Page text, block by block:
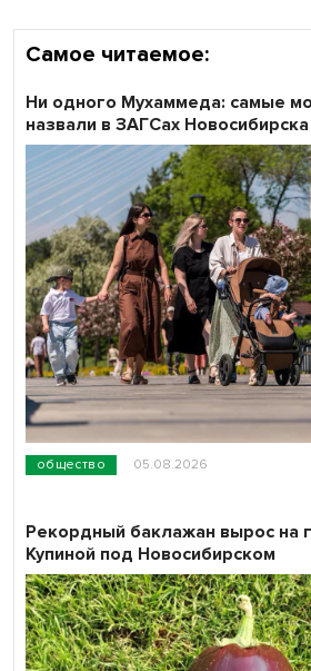
Самое читаемое:
общество 05.08.2026
Ни одного Мухаммеда: самые
назвали в ЗАГСах Новосибирска
Рекордный баклажан вырос на
Купиной под Новосибирском